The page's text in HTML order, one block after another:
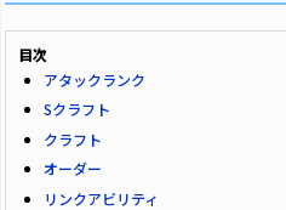
目次
アタックランク
Sクラフト
クラフト
オーダー
リンクアビリティ